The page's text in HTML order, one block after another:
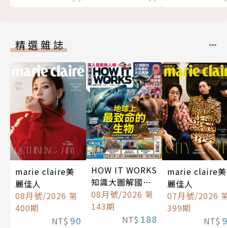
精選雜誌
marie claire美
麗佳人
08月號/2026 第
400期
NT$ 90
HOW IT WORKS
知識大圖解國際
中文版
08月號/2026 第
143期
NT$ 188
marie claire美
麗佳人
07月號/2026
399期
NT$